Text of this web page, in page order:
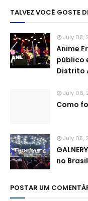
TALVEZ VOCÊ GOSTE
July 08,
Anime
público
Distrito
July 06,
Como
July 05,
no Brasil
POSTAR UM